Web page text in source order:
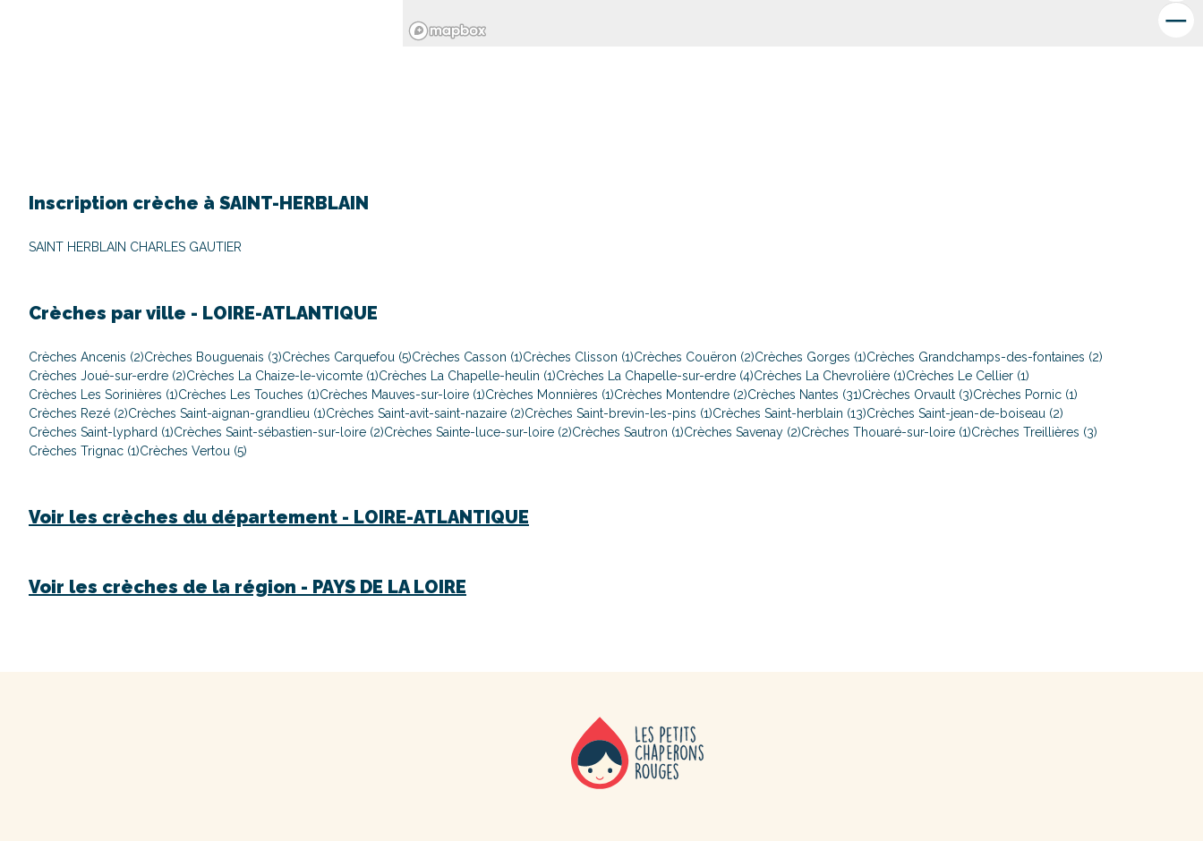
Inscription crèche à SAINT-HERBLAIN
SAINT HERBLAIN CHARLES GAUTIER
Crèches par ville - LOIRE-ATLANTIQUE
Crèches Ancenis (2)Crèches Bouguenais (3)Crèches Carquefou (5)Crèches Casson (1)Crèches Clisson (1)Crèches Couëron (2)Crèches Gorges (1)Crèches Grandchamps-des-fontaines (2)
Crèches Joué-sur-erdre (2)Crèches La Chaize-le-vicomte (1)Crèches La Chapelle-heulin (1)Crèches La Chapelle-sur-erdre (4)Crèches La Chevrolière (1)Crèches Le Cellier (1)
Crèches Les Sorinières (1)Crèches Les Touches (1)Crèches Mauves-sur-loire (1)Crèches Monnières (1)Crèches Montendre (2)Crèches Nantes (31)Crèches Orvault (3)Crèches Pornic (1)
Crèches Rezé (2)Crèches Saint-aignan-grandlieu (1)Crèches Saint-avit-saint-nazaire (2)Crèches Saint-brevin-les-pins (1)Crèches Saint-herblain (13)Crèches Saint-jean-de-boiseau (2)
Crèches Saint-lyphard (1)Crèches Saint-sébastien-sur-loire (2)Crèches Sainte-luce-sur-loire (2)Crèches Sautron (1)Crèches Savenay (2)Crèches Thouaré-sur-loire (1)Crèches Treillières (3)
Crèches Trignac (1)Crèches Vertou (5)
Voir les crèches du département - LOIRE-ATLANTIQUE
Voir les crèches de la région - PAYS DE LA LOIRE